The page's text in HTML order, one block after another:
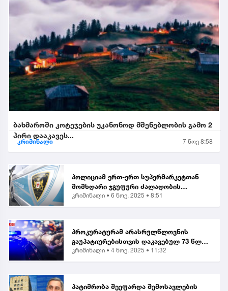
ბახმაროში კოტეჯების უკანონოდ მშენებლობის გამო 2
პირი დააკავეს...
კრიმინალი 7 ნოე 8:58
პოლიციამ ერთ-ერთ სუპერმარკეტთან
მომხდარი ჯგუფური ძალადობის
ორგანიზებისა და მასში მონაწილეობის
კრიმინალი • 6 ნოე. 2025 • 8:51
პროკურატურამ არასრულწლოვნის
გაუპატიურებისთვის დაკავებულ 73 წლის
მამაკაცს ბრალი წარუდგინა...
კრიმინალი • 4 ნოე. 2025 • 11:32
პატიმრობა შეეფარდა შემოსავლების